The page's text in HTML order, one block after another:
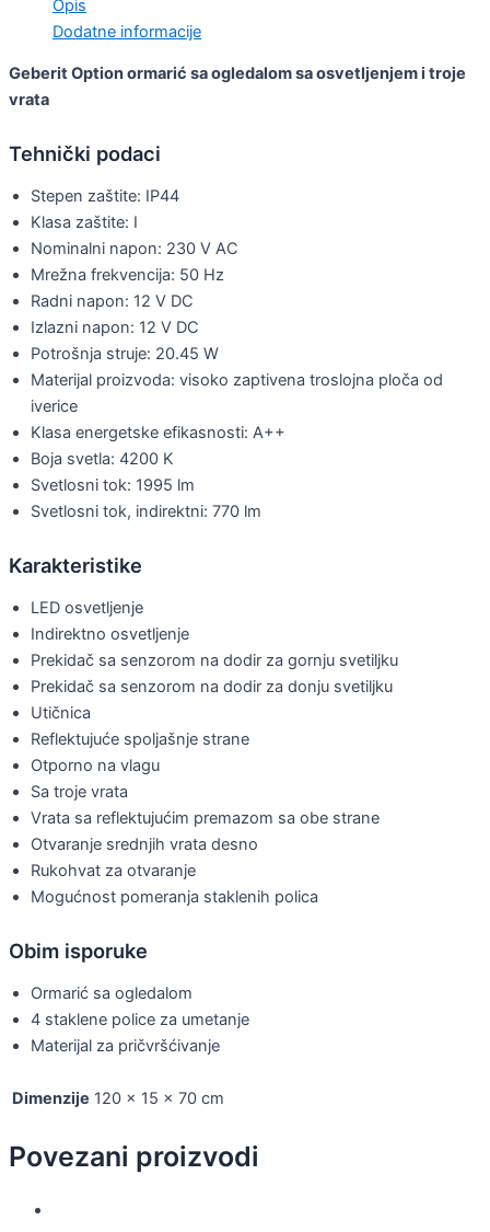
Opis
Dodatne informacije
Geberit Option ormarić sa ogledalom sa osvetljenjem i troje
vrata
Tehnički podaci
Stepen zaštite: IP44
Klasa zaštite: I
Nominalni napon: 230 V AC
Mrežna frekvencija: 50 Hz
Radni napon: 12 V DC
Izlazni napon: 12 V DC
Potrošnja struje: 20.45 W
Materijal proizvoda: visoko zaptivena troslojna ploča od
iverice
Klasa energetske efikasnosti: A++
Boja svetla: 4200 K
Svetlosni tok: 1995 lm
Svetlosni tok, indirektni: 770 lm
Karakteristike
LED osvetljenje
Indirektno osvetljenje
Prekidač sa senzorom na dodir za gornju svetiljku
Prekidač sa senzorom na dodir za donju svetiljku
Utičnica
Reflektujuće spoljašnje strane
Otporno na vlagu
Sa troje vrata
Vrata sa reflektujućim premazom sa obe strane
Otvaranje srednjih vrata desno
Rukohvat za otvaranje
Mogućnost pomeranja staklenih polica
Obim isporuke
Ormarić sa ogledalom
4 staklene police za umetanje
Materijal za pričvršćivanje
Dimenzije 120 × 15 × 70 cm
Povezani proizvodi